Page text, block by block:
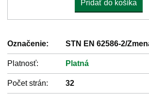
Pridať do košíka
Označenie: STN EN 62586-2/
Platnosť: Platná
Počet strán: 32